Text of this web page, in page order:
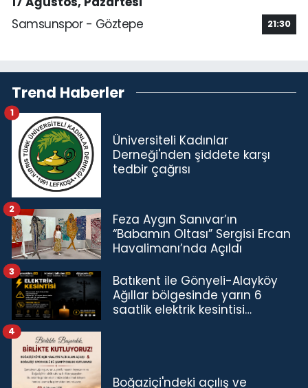
Samsunspor - Göztepe
21:30
Trend Haberler
Üniversiteli Kadınlar
Derneği'nden şiddete karşı
tedbir çağrısı
1
Feza Aygın Sanıvar’ın
“Babamın Oltası” Sergisi Ercan
Havalimanı’nda Açıldı
2
Batıkent ile Gönyeli-Alayköy
Ağıllar bölgesinde yarın 6
saatlik elektrik kesintisi…
3
Boğaziçi'ndeki açılış ve
4